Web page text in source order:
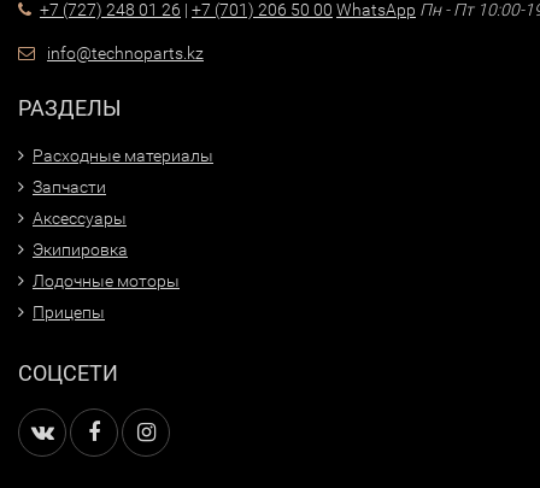
+7 (727) 248 01 26 | +7 (701) 206 50 00 WhatsApp Пн - Пт 10:00-
info@technoparts.kz
РАЗДЕЛЫ
Расходные материалы
Запчасти
Аксессуары
Экипировка
Лодочные моторы
Прицепы
СОЦСЕТИ